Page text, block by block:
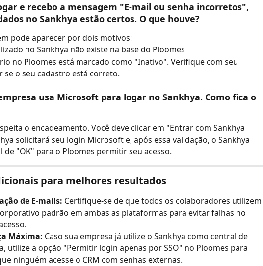
e recebo a mensagem "E-mail ou senha incorretos",
no Sankhya estão certos. O que houve?
pode aparecer por dois motivos:
no Sankhya não existe na base do Ploomes
no Ploomes está marcado como "Inativo". Verifique com seu
se o seu cadastro está correto.
usa Microsoft para logar no Sankhya. Como fica o
o encadeamento. Você deve clicar em "Entrar com Sankhya
solicitará seu login Microsoft e, após essa validação, o Sankhya
de "OK" para o Ploomes permitir seu acesso.
para melhores resultados
de E-mails: Certifique-se de que todos os colaboradores utilizem
padrão em ambas as plataformas para evitar falhas no
Máxima: Caso sua empresa já utilize o Sankhya como central de
utilize a opção "Permitir login apenas por SSO" no Ploomes para
ninguém acesse o CRM com senhas externas.